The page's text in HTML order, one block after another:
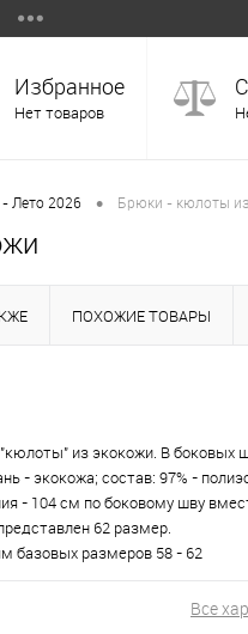
Избранное
Нет товаров
- Лето 2026 • Брюки - кюлоты
ПОХОЖИЕ ТОВАРЫ
из экокожи. В боковых
- экокожа; состав: 97% -
- 104 см по боковому шву
62 размер.
базовых размеров 58 - 62
Все